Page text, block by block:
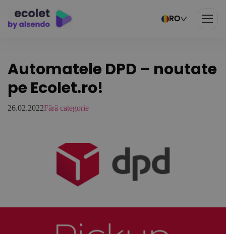
RO
Automatele DPD – noutate
pe Ecolet.ro!
26.02.2022Fără categorie